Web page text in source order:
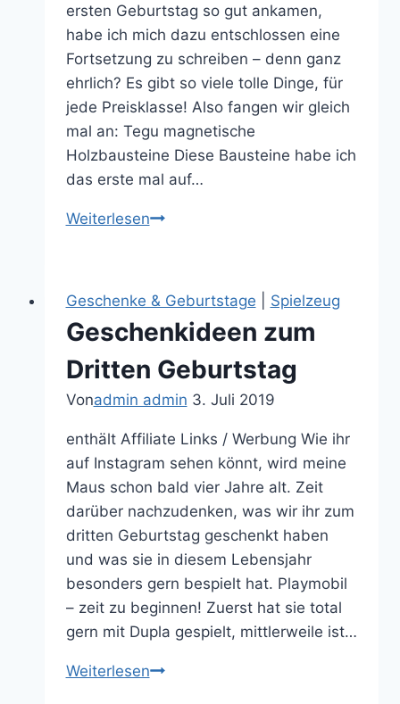
ersten Geburtstag so gut ankamen,
habe ich mich dazu entschlossen eine
Fortsetzung zu schreiben – denn ganz
ehrlich? Es gibt so viele tolle Dinge, für
jede Preisklasse! Also fangen wir gleich
mal an: Tegu magnetische
Holzbausteine Diese Bausteine habe ich
das erste mal auf…
WeiterlesenGeschenkideen
Teil
2
Geschenke & Geburtstage Spielzeug
Geschenkideen zum
Dritten Geburtstag
Vonadmin admin 3. Juli 2019
enthält Affiliate Links / Werbung Wie ihr
auf Instagram sehen könnt, wird meine
Maus schon bald vier Jahre alt. Zeit
darüber nachzudenken, was wir ihr zum
dritten Geburtstag geschenkt haben
und was sie in diesem Lebensjahr
besonders gern bespielt hat. Playmobil
– zeit zu beginnen! Zuerst hat sie total
gern mit Dupla gespielt, mittlerweile ist…
WeiterlesenGeschenkideen